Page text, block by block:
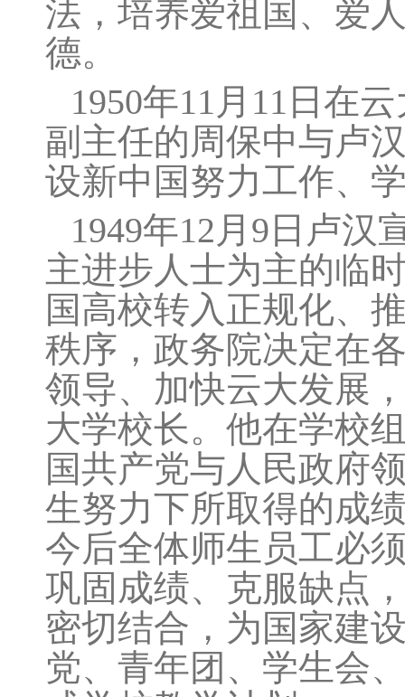
法，培养爱祖国、爱
德。
1950年11月11日在
副主任的周保中与卢
设新中国努力工作、
1949年12月9日卢汉
主进步人士为主的临
国高校转入正规化、
秩序，政务院决定在
领导、加快云大发展
大学校长。他在学校
国共产党与人民政府
生努力下所取得的成
今后全体师生员工必
巩固成绩、克服缺点
密切结合，为国家建
党、青年团、学生会